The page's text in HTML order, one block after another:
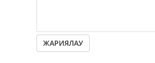
ЖАРИЯЛАУ